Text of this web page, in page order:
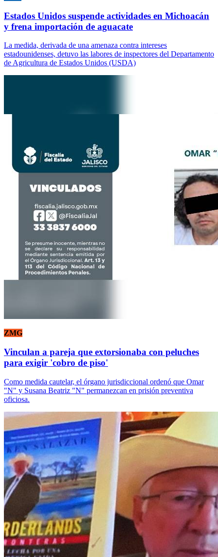
Estados Unidos suspende actividades en Michoacán
y frena importación de aguacate
La medida, derivada de una amenaza contra intereses
estadounidenses, detuvo las labores de inspectores del Departamento
de Agricultura de Estados Unidos (USDA)
ZMG
Vinculan a pareja que extorsionaba con peluches
para exigir 'cobro de piso'
Como medida cautelar, el órgano jurisdiccional ordenó que Omar
"N" y Susana Beatriz "N" permanezcan en prisión preventiva
oficiosa.